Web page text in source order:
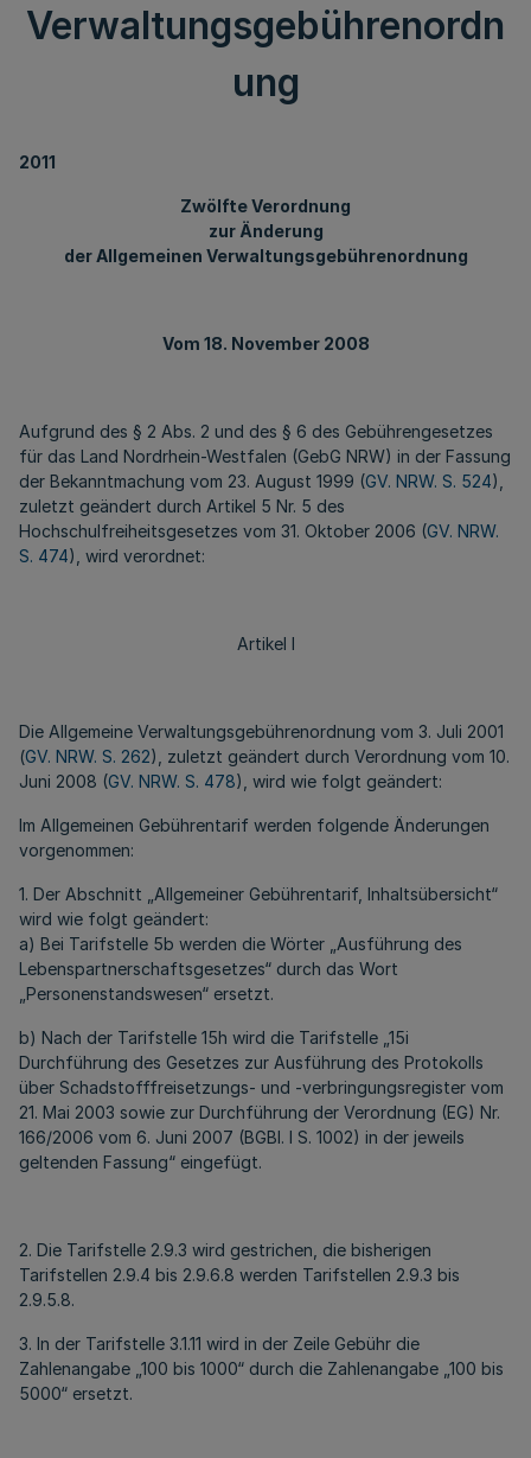
Verwaltungsgebührenordn
ung
2011
Zwölfte Verordnung
zur Änderung
der Allgemeinen Verwaltungsgebührenordnung
Vom 18. November 2008
Aufgrund des § 2 Abs. 2 und des § 6 des Gebührengesetzes
für das Land Nordrhein-Westfalen (GebG NRW) in der Fassung
der Bekanntmachung vom 23. August 1999 (GV. NRW. S. 524),
zuletzt geändert durch Artikel 5 Nr. 5 des
Hochschulfreiheitsgesetzes vom 31. Oktober 2006 (GV. NRW.
S. 474), wird verordnet:
Artikel I
Die Allgemeine Verwaltungsgebührenordnung vom 3. Juli 2001
(GV. NRW. S. 262), zuletzt geändert durch Verordnung vom 10.
Juni 2008 (GV. NRW. S. 478), wird wie folgt geändert:
Im Allgemeinen Gebührentarif werden folgende Änderungen
vorgenommen:
1. Der Abschnitt „Allgemeiner Gebührentarif, Inhaltsübersicht“
wird wie folgt geändert:
a) Bei Tarifstelle 5b werden die Wörter „Ausführung des
Lebenspartnerschaftsgesetzes“ durch das Wort
„Personenstandswesen“ ersetzt.
b) Nach der Tarifstelle 15h wird die Tarifstelle „15i
Durchführung des Gesetzes zur Ausführung des Protokolls
über Schadstofffreisetzungs- und -verbringungsregister vom
21. Mai 2003 sowie zur Durchführung der Verordnung (EG) Nr.
166/2006 vom 6. Juni 2007 (BGBl. I S. 1002) in der jeweils
geltenden Fassung“ eingefügt.
2. Die Tarifstelle 2.9.3 wird gestrichen, die bisherigen
Tarifstellen 2.9.4 bis 2.9.6.8 werden Tarifstellen 2.9.3 bis
2.9.5.8.
3. In der Tarifstelle 3.1.11 wird in der Zeile Gebühr die
Zahlenangabe „100 bis 1000“ durch die Zahlenangabe „100 bis
5000“ ersetzt.